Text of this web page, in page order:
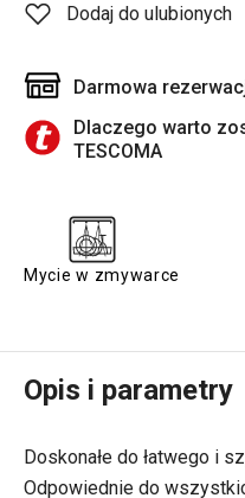
Dodaj do ulubionych
Darmowa
Dlaczego warto
TESCOMA
Mycie w zmywarce
Opis i parametry
Doskonałe do łatwego i
Odpowiednie do